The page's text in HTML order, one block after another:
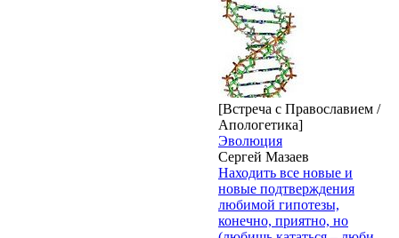
[Встреча с Православием /
Апологетика]
Эволюция
Сергей Мазаев
Находить все новые и
новые подтверждения
любимой гипотезы,
конечно, приятно, но